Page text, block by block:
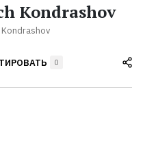
Kondrashov
0